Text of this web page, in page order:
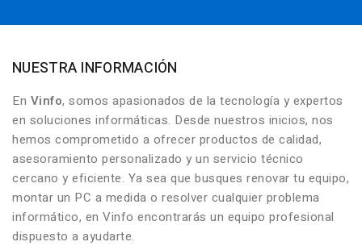
NUESTRA INFORMACIÓN
En Vinfo, somos apasionados de la tecnología y expertos
en soluciones informáticas. Desde nuestros inicios, nos
hemos comprometido a ofrecer productos de calidad,
asesoramiento personalizado y un servicio técnico
cercano y eficiente. Ya sea que busques renovar tu equipo,
montar un PC a medida o resolver cualquier problema
informático, en Vinfo encontrarás un equipo profesional
dispuesto a ayudarte.